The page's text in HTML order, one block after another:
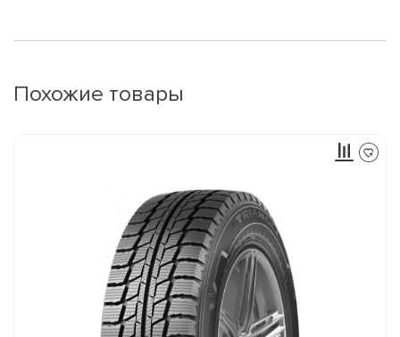
Похожие товары